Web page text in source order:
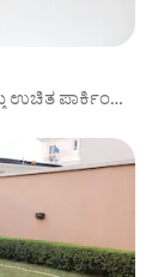
ಉಚಿತ ಪಾರ್ಕಿಂಗ್